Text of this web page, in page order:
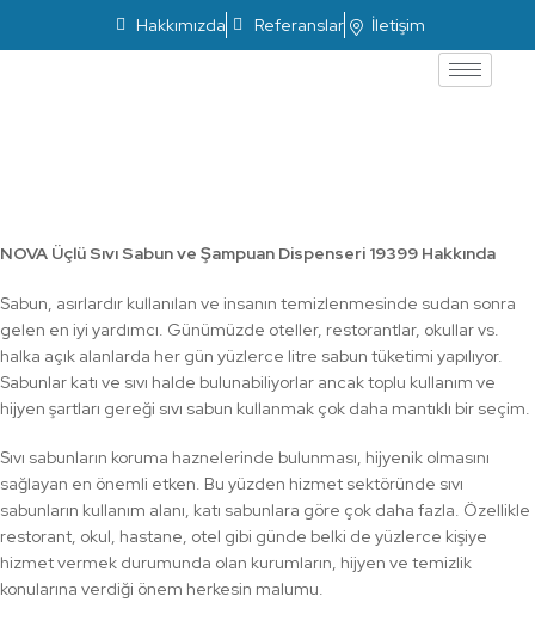
Hakkımızda Referanslar İletişim
NOVA Üçlü Sıvı Sabun ve Şampuan Dispenseri 19399 Hakkında
Sabun, asırlardır kullanılan ve insanın temizlenmesinde sudan sonra
gelen en iyi yardımcı. Günümüzde oteller, restorantlar, okullar vs.
halka açık alanlarda her gün yüzlerce litre sabun tüketimi yapılıyor.
Sabunlar katı ve sıvı halde bulunabiliyorlar ancak toplu kullanım ve
hijyen şartları gereği sıvı sabun kullanmak çok daha mantıklı bir seçim.
Sıvı sabunların koruma haznelerinde bulunması, hijyenik olmasını
sağlayan en önemli etken. Bu yüzden hizmet sektöründe sıvı
sabunların kullanım alanı, katı sabunlara göre çok daha fazla. Özellikle
restorant, okul, hastane, otel gibi günde belki de yüzlerce kişiye
hizmet vermek durumunda olan kurumların, hijyen ve temizlik
konularına verdiği önem herkesin malumu.